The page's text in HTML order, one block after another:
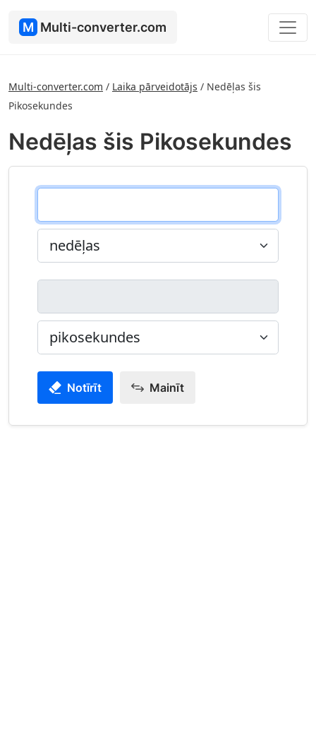
M Multi-converter.com
Multi-converter.com / Laika pārveidotājs / Nedēļas šis
Pikosekundes
Nedēļas šis Pikosekundes
Notīrīt Mainīt